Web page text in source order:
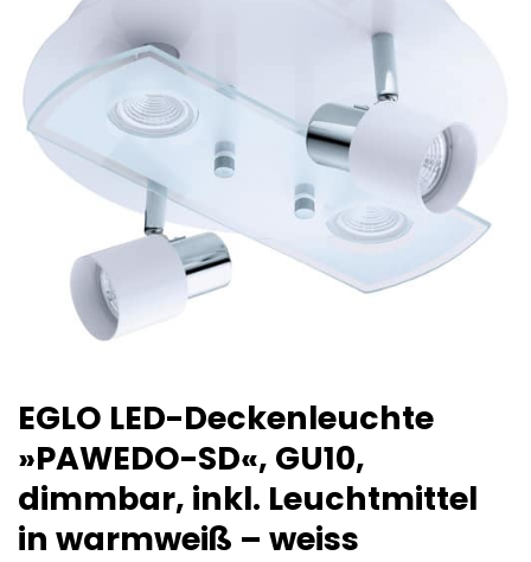
EGLO LED-Deckenleuchte
»PAWEDO-SD«, GU10,
dimmbar, inkl. Leuchtmittel
in warmweiß – weiss